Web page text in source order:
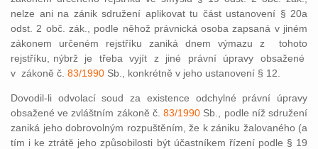
nelze ani na zánik sdružení aplikovat tu část ustanovení § 20a
odst. 2 obč. zák., podle něhož právnická osoba zapsaná v jiném
zákonem určeném rejstříku zaniká dnem výmazu z tohoto
rejstříku, nýbrž je třeba vyjít z jiné právní úpravy obsažené
v zákoně č. 83/1990 Sb., konkrétně v jeho ustanovení § 12.
Dovodil-li odvolací soud za existence odchylné právní úpravy
obsažené ve zvláštním zákoně č.83/1990 Sb., podle níž sdružení
zaniká jeho dobrovolným rozpuštěním, že k zániku žalovaného (a
tím i ke ztrátě jeho způsobilosti být účastníkem řízení podle § 19